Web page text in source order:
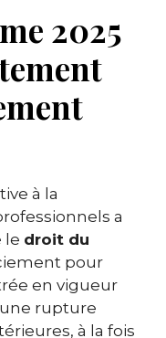
2025
à la
a
le droit du
pour
en vigueur
une rupture
à la fois